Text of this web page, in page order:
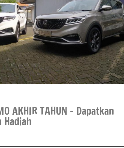
AKHIR TAHUN – Dapatkan
Hadiah